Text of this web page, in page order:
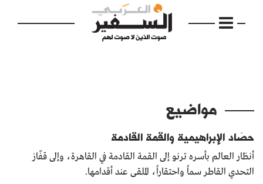
مواضيع
إفتتاحية
مواضيع
حصَاد الإبراهيمية والقمة القادمة
أنظار العالم بأسره ترنو إلى القمة القادمة في القاهرة، وإلى قفّاز
التحدي القاطر سماً واحتقاراً، الملقى عند أقدامها.